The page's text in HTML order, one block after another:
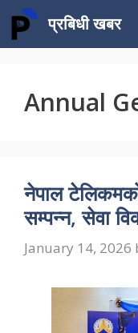
Skip
content
प्रबिधी खबर
Annual
नेपाल
सम्पन्न, सेवा
January 14, 2026